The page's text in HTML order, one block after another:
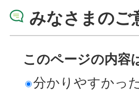
みなさまのご
このページの内容
分かりやすかっ